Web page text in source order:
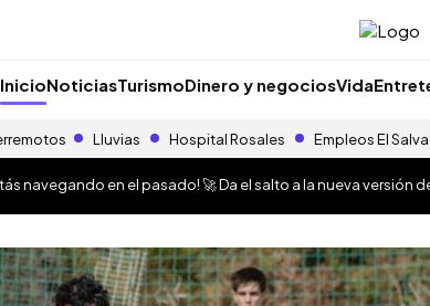
InicioNoticiasTurismoDinero y negociosVida
Lluvias Hospital Rosales Empleos El
navegando en el pasado! 🚀 Da el salto a la nueva versión